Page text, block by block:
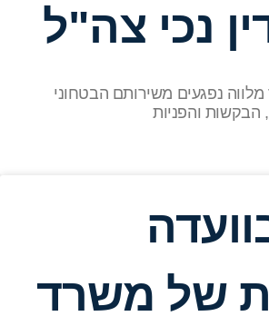
נכי צה"ל
מלווה נפגעים משירותם הבטחוני
הבקשות והפניות
של משרד